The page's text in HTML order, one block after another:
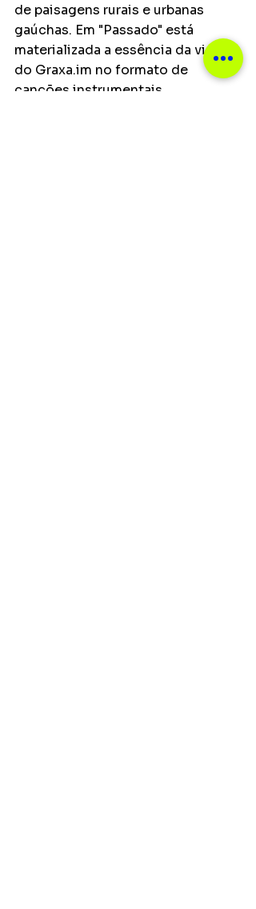
de paisagens rurais e urbanas
gaúchas. Em "Passado" está
materializada a essência da visão
do Graxa.im no formato de
canções instrumentais,